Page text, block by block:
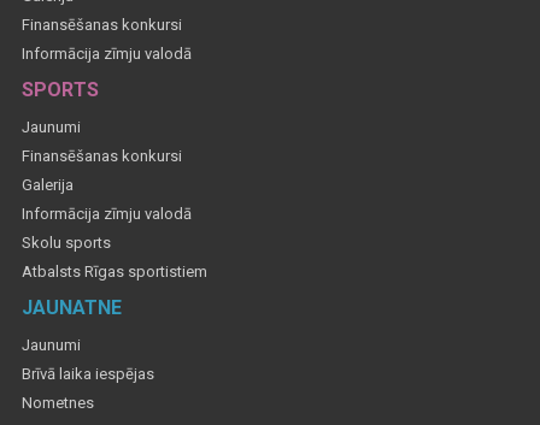
Finansēšanas konkursi
Informācija zīmju valodā
SPORTS
Jaunumi
Finansēšanas konkursi
Galerija
Informācija zīmju valodā
Skolu sports
Atbalsts Rīgas sportistiem
JAUNATNE
Jaunumi
Brīvā laika iespējas
Nometnes